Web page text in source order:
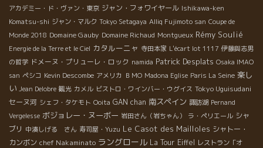
アカデミー・ド・ヴァン・東京 ジャン・フォワイヤール Ishikawa-ken
Komatsu-shi ジャン・マルク Tokyo Setagaya Alliq Fujimoto san Coupe de
Monde 2018 Domaine Gauby Domaine Richaud Montgueux Rémy Soulié
Energie de la Terre et le Ciel カタルーニャ 寺田本家 L'écart lot 1117 伊藤與志男
の哲学 ドメーヌ・プリューレ・ロック namida Patrick Desplats Osaka IMAO
san ペシコ Kevin Descombe アメリカ ＢＭО Madona Eglise Paris La Seine 楽し
い Jean Delobre 観光 カメル ビストロ・ワインバー・ウグイス Tokyo Uguisudani
セーヌ河 シェフ・タケモト Ooita GAN chan 南スペイン 諏訪湖 Pernand
Vergelesse ボジョレー・ヌーボー 岩田さん（岩ちゃん） ラ・ペリエール シャ
ブリ 中湊しげる さん 寿司屋・Yuzu Le Casot des Mailloles シャトー・
カンボン chef Nakaminato ラングロール La Tour Eiffel レストラン「オ